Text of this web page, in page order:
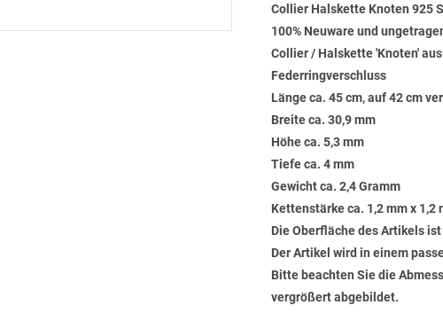
Collier Halskette Knoten 925
100% Neuware und
Collier / Halskette 'Knoten'
Federringverschluss
Länge ca. 45 cm, auf 42 cm
Breite ca. 30,9 mm
Höhe ca. 5,3 mm
Tiefe ca. 4 mm
Gewicht ca. 2,4 Gramm
Kettenstärke ca. 1,2 mm x 1,2
Die Oberfläche des Artikels
Der Artikel wird in einem
Bitte beachten Sie die
vergrößert abgebildet.